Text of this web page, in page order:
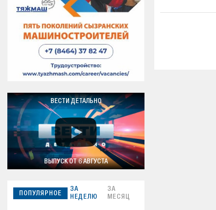
ВЕСТИ ДЕТАЛЬНО
ВЫПУСК ОТ 6 АВГУСТА
ПОПУЛЯРНОЕ
ЗА
НЕДЕЛЮ
ЗА
МЕСЯЦ